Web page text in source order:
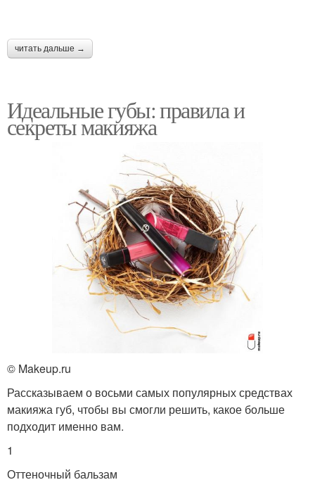
читать дальше →
Идеальные губы: правила и
секреты макияжа
© Makeup.ru
Рассказываем о восьми самых популярных средствах
макияжа губ, чтобы вы смогли решить, какое больше
подходит именно вам.
1
Оттеночный бальзам